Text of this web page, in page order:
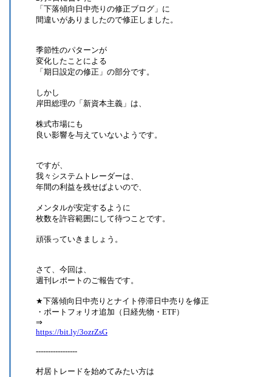
「下落傾向日中売りの修正ブログ」に
間違いがありましたので修正しました。
季節性のパターンが
変化したことによる
「期日設定の修正」の部分です。
しかし
岸田総理の「新資本主義」は、
株式市場にも
良い影響を与えていないようです。
ですが、
我々システムトレーダーは、
年間の利益を残せばよいので、
メンタルが安定するように
枚数を許容範囲にして待つことです。
頑張っていきましょう。
さて、今回は、
週刊レポートのご報告です。
★下落傾向日中売りとナイト停滞日中売りを修正
・ポートフォリオ追加（日経先物・ETF）
⇒
https://bit.ly/3ozrZsG
-----------------
村居トレードを始めてみたい方は